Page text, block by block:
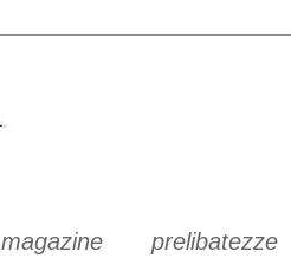
magazine prelibatezze